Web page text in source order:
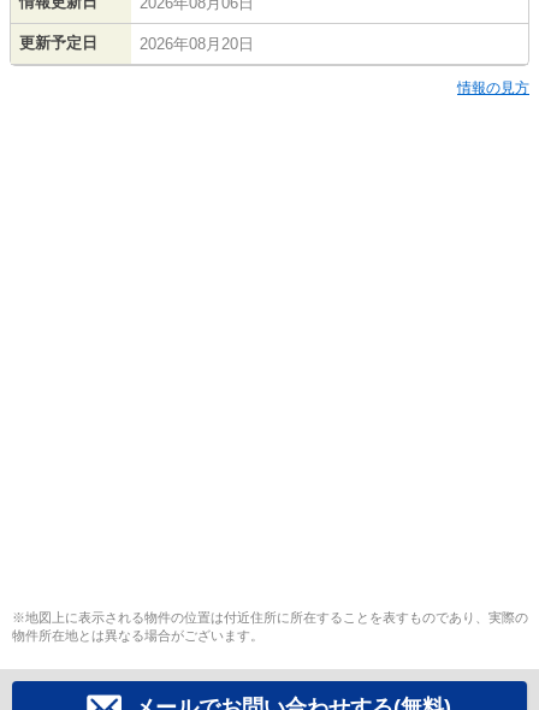
更新予定日 2026年08月20日
情報の見方
※地図上に表示される物件の位置は付近住所に所在することを表すものであり、実際の
物件所在地とは異なる場合がございます。